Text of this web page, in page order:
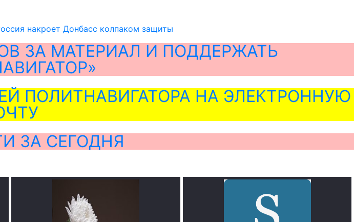
накроет Донбасс колпаком защиты
ЗА МАТЕРИАЛ И ПОДДЕРЖАТЬ
ПОЛИТНАВИГАТОРА НА ЭЛЕКТРОННУЮ
ЗА СЕГОДНЯ